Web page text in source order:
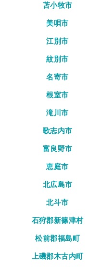
苫小牧市
美唄市
江別市
紋別市
名寄市
根室市
滝川市
歌志内市
富良野市
恵庭市
北広島市
北斗市
石狩郡新篠津村
松前郡福島町
上磯郡木古内町